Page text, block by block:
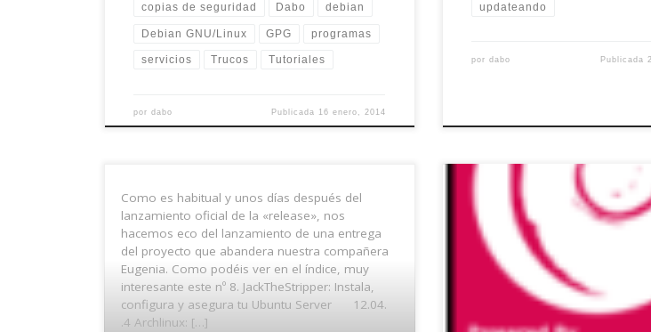
copias de seguridad Dabo debian
Debian GNU/Linux GPG programas
servicios Trucos Tutoriales
pordabo Publicada 16 enero, 2014
updateando
pordabo Publicada
Como es habitual y unos días después del
lanzamiento oficial de la «release», nos
hacemos eco del lanzamiento de una entrega
del proyecto que abandera nuestra compañera
Eugenia. Como podéis ver en el índice, muy
interesante este nº 8. JackTheStripper: Instala,
configura y asegura tu Ubuntu Server 12.04.
.4 Archlinux: […]
Hola Debianitas, como habéis
que estéis en versiones estables
Debian en servidores, el pasado
una gran actualización en Debian
comentan en la nota del
proyecto Debian se complace en
primera actualización de su